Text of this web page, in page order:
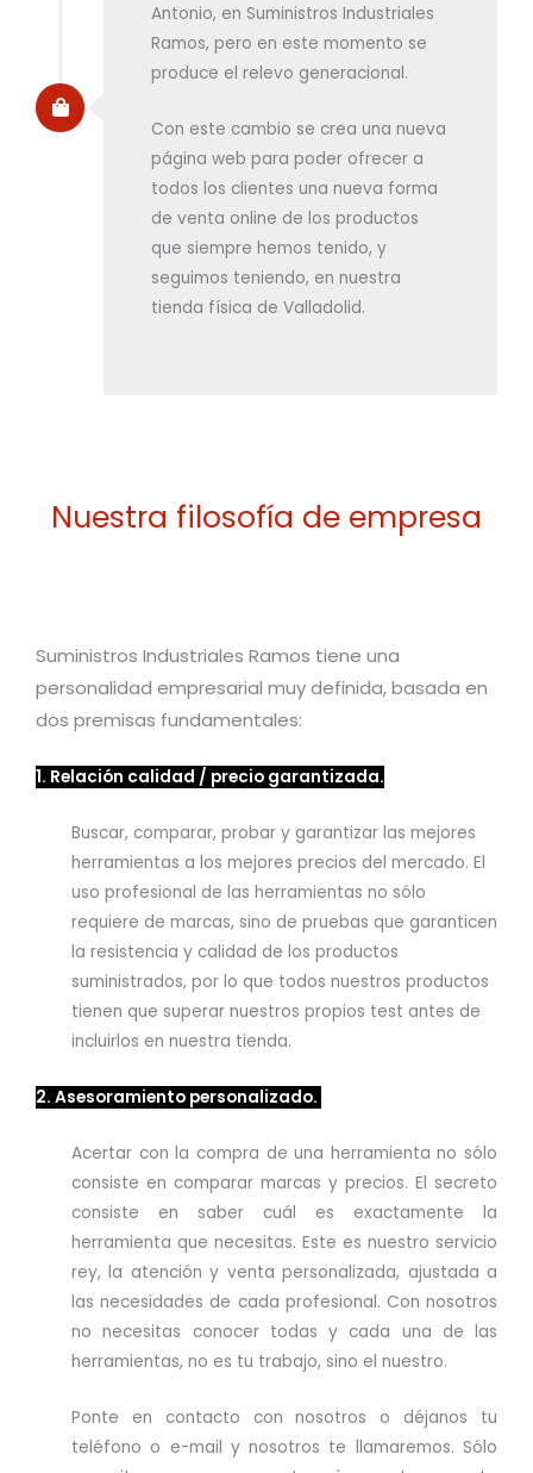
Antonio, en Suministros Industriales
Ramos, pero en este momento se
produce el relevo generacional.
Con este cambio se crea una nueva
página web para poder ofrecer a
todos los clientes una nueva forma
de venta online de los productos
que siempre hemos tenido, y
seguimos teniendo, en nuestra
tienda física de Valladolid.
Nuestra filosofía de empresa
Suministros Industriales Ramos tiene una
personalidad empresarial muy definida, basada en
dos premisas fundamentales:
1. Relación calidad / precio garantizada.
Buscar, comparar, probar y garantizar las mejores
herramientas a los mejores precios del mercado. El
uso profesional de las herramientas no sólo
requiere de marcas, sino de pruebas que garanticen
la resistencia y calidad de los productos
suministrados, por lo que todos nuestros productos
tienen que superar nuestros propios test antes de
incluirlos en nuestra tienda.
2. Asesoramiento personalizado.
Acertar con la compra de una herramienta no sólo
consiste en comparar marcas y precios. El secreto
consiste en saber cuál es exactamente la
herramienta que necesitas. Este es nuestro servicio
rey, la atención y venta personalizada, ajustada a
las necesidades de cada profesional. Con nosotros
no necesitas conocer todas y cada una de las
herramientas, no es tu trabajo, sino el nuestro.
Ponte en contacto con nosotros o déjanos tu
teléfono o e-mail y nosotros te llamaremos. Sólo